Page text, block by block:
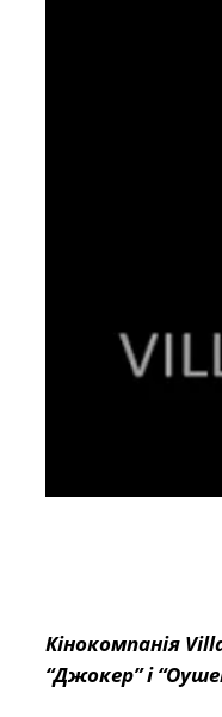
Кінокомпанія
“Джокер” і